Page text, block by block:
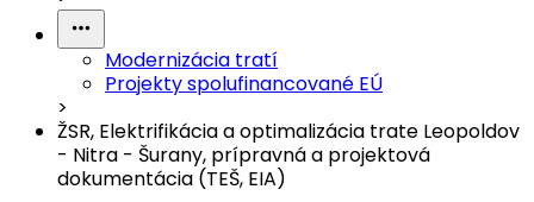
Modernizácia tratí
Projekty spolufinancované EÚ
>
ŽSR, Elektrifikácia a optimalizácia trate Leopoldov
- Nitra - Šurany, prípravná a projektová
dokumentácia (TEŠ, EIA)